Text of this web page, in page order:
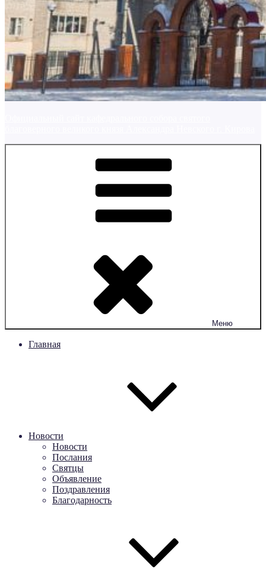
Меню
Главная
Новости
Новости
Послания
Святцы
Объявление
Поздравления
Благодарность